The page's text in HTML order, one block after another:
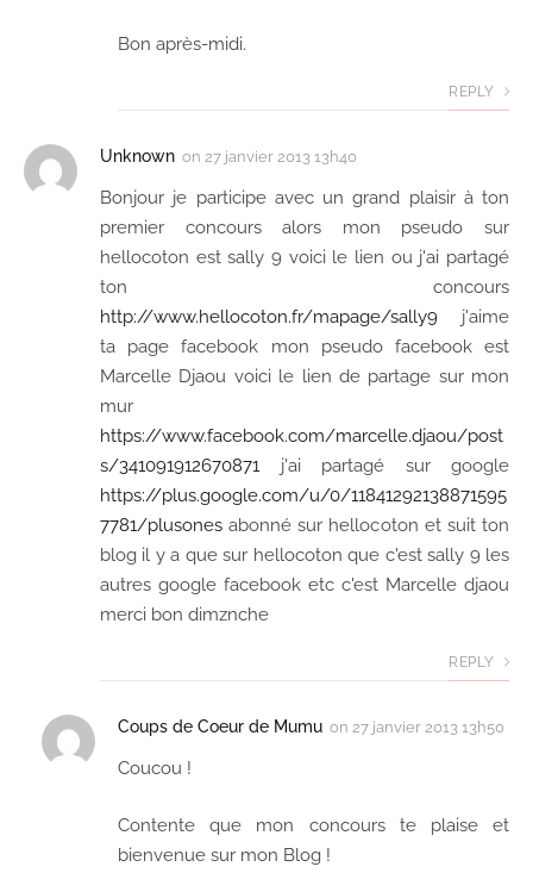
Bon après-midi.
REPLY
Unknown on 27 janvier 2013 13h40
Bonjour je participe avec un grand plaisir à ton
premier concours alors mon pseudo sur
hellocoton est sally 9 voici le lien ou j'ai partagé
ton concours
http://www.hellocoton.fr/mapage/sally9 j'aime
ta page facebook mon pseudo facebook est
Marcelle Djaou voici le lien de partage sur mon
mur
https://www.facebook.com/marcelle.djaou/post
s/341091912670871 j'ai partagé sur google
https://plus.google.com/u/0/11841292138871595
7781/plusones abonné sur hellocoton et suit ton
blog il y a que sur hellocoton que c'est sally 9 les
autres google facebook etc c'est Marcelle djaou
merci bon dimznche
REPLY
Coups de Coeur de Mumu on 27 janvier 2013 13h50
Coucou !
Contente que mon concours te plaise et
bienvenue sur mon Blog !